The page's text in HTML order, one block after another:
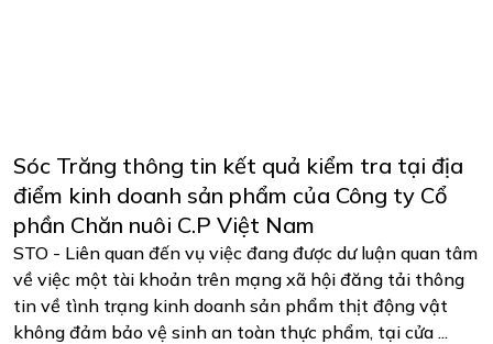
Sóc Trăng thông tin kết quả kiểm tra tại địa
điểm kinh doanh sản phẩm của Công ty Cổ
phần Chăn nuôi C.P Việt Nam
STO - Liên quan đến vụ việc đang được dư luận quan tâm
về việc một tài khoản trên mạng xã hội đăng tải thông
tin về tình trạng kinh doanh sản phẩm thịt động vật
không đảm bảo vệ sinh an toàn thực phẩm, tại cửa ...